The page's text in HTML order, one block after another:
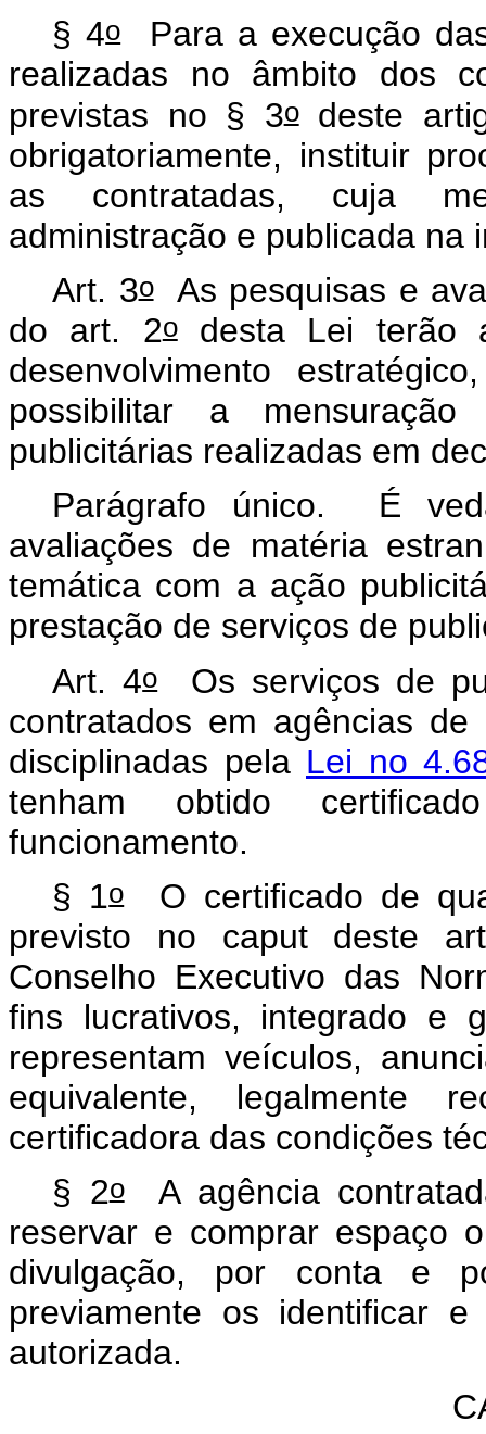
§ 4oPara a execução
realizadas no âmbito dos
previstas no § 3odeste
obrigatoriamente, instituir
as contratadas, cuja
administração e publicada na
Art. 3oAs pesquisas e
do art. 2odesta Lei terão
desenvolvimento
possibilitar a
publicitárias realizadas em
Parágrafo único. É
avaliações de matéria
temática com a ação
prestação de serviços de
Art. 4oOs serviços de
contratados em agências
disciplinadas pela Lei no
tenham obtido
funcionamento.
§ 1oO certificado de
previsto no caput
deste
Conselho Executivo das
fins lucrativos, integrado e
representam veículos,
equivalente, legalmente
certificadora das condições
§ 2oA agência
reservar e comprar espaço
divulgação, por conta e
previamente os identificar
autorizada.